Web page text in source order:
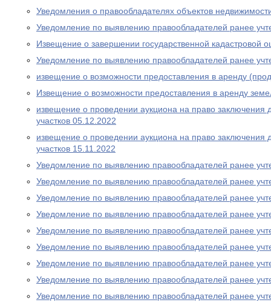
Уведомления о правообладателях объектов
Уведомление по выявлению правообладателей ранее
Извещение о завершении государственной кадастровой
Уведомление по выявлению правообладателей ранее
извещение о возможности предоставления в аренду
Извещение о возможности предоставления в аренду
извещение о проведении аукциона на право заключения
участков 05.12.2022
извещение о проведении аукциона на право заключения
участков 15.11.2022
Уведомление по выявлению правообладателей ранее
Уведомление по выявлению правообладателей ранее
Уведомление по выявлению правообладателей ранее
Уведомление по выявлению правообладателей ранее
Уведомление по выявлению правообладателей ранее
Уведомление по выявлению правообладателей ранее
Уведомление по выявлению правообладателей ранее
Уведомление по выявлению правообладателей ранее
Уведомление по выявлению правообладателей ранее